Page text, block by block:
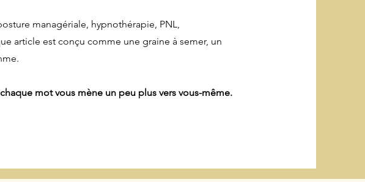
managériale, hypnothérapie, PNL,
article est conçu comme une graine à semer, un
mot vous mène un peu plus vers vous-même.